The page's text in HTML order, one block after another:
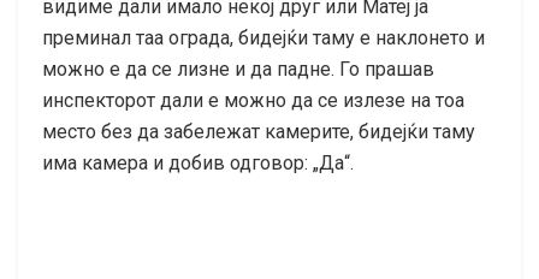
видиме дали имало некој друг или Матеј ја
преминал таа ограда, бидејќи таму е наклонето и
можно е да се лизне и да падне. Го прашав
инспекторот дали е можно да се излезе на тоа
место без да забележат камерите, бидејќи таму
има камера и добив одговор: „Да“.